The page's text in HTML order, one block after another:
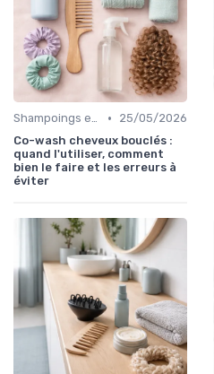
Shampoings et Après-Shampoings •
25/05/2026
Co-wash cheveux bouclés :
quand l'utiliser, comment
bien le faire et les erreurs à
éviter